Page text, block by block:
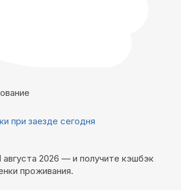
при заезде сегодня
августа 2026 — и получите кэшбэк
проживания.